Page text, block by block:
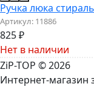
Ручка люка
Артикул: 11886
825₽
Нет в наличии
ZiP-TOP © 2026
Интернет-магазин